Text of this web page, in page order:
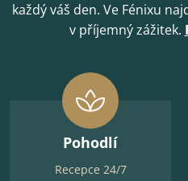
každý váš den. Ve Fénixu
v příjemný zážitek.
Pohodlí
Recepce 24/7